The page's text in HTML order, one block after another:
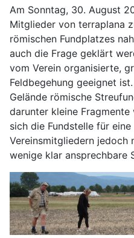
Am Sonntag, 30. August
Mitglieder von terraplana
römischen Fundplatzes
auch die Frage geklärt
vom Verein organisierte,
Feldbegehung geeignet
Gelände römische
darunter kleine
sich die Fundstelle für
Vereinsmitgliedern jedoch
wenige klar ansprechbare